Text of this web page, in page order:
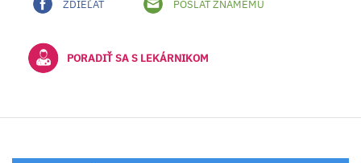
ZDIEĽAŤ POSLAŤ ZNÁMEMU
PORADIŤ SA S LEKÁRNIKOM